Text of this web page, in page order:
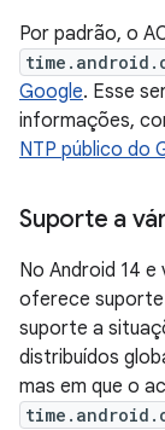
Por padrão, o
Google. Esse
informações,
NTP público do
Suporte a
No Android 14
oferece suporte
suporte a
distribuídos
mas em que o